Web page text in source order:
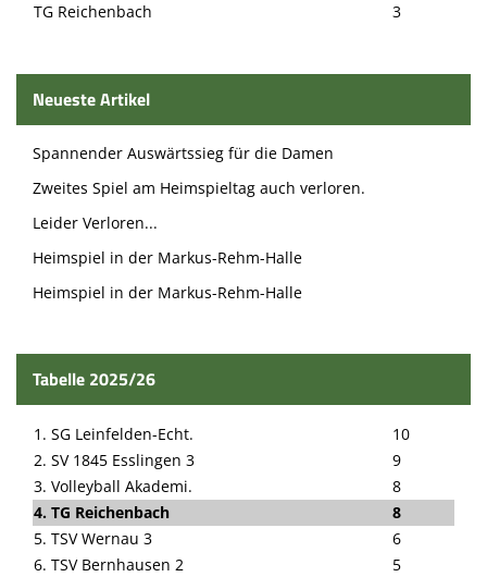
TG Reichenbach
3
Neueste Artikel
Spannender Auswärtssieg für die Damen
Zweites Spiel am Heimspieltag auch verloren.
Leider Verloren...
Heimspiel in der Markus-Rehm-Halle
Heimspiel in der Markus-Rehm-Halle
Tabelle 2025/26
1. SG Leinfelden-Echt.
10
2. SV 1845 Esslingen 3
9
3. Volleyball Akademi.
8
4. TG Reichenbach
8
5. TSV Wernau 3
6
6. TSV Bernhausen 2
5